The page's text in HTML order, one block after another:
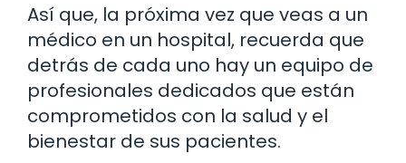
Así que, la próxima vez que veas a un
médico en un hospital, recuerda que
detrás de cada uno hay un equipo de
profesionales dedicados que están
comprometidos con la salud y el
bienestar de sus pacientes.